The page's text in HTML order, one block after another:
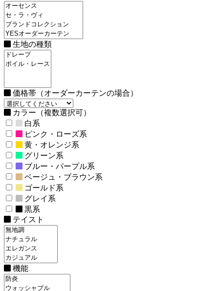
生地の種類
価格帯（オーダーカーテンの場合）
カラー（複数選択可）
白系
ピンク・ローズ系
黄・オレンジ系
グリーン系
ブルー・パープル系
ベージュ・ブラウン系
ゴールド系
グレイ系
黒系
テイスト
機能